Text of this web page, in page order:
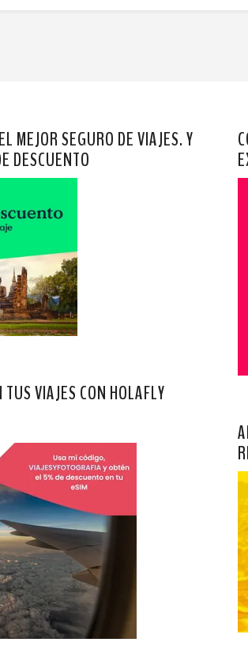
MEJOR SEGURO DE VIAJES. Y
DESCUENTO
VIAJES CON HOLAFLY